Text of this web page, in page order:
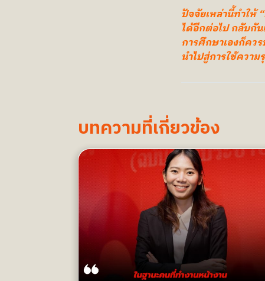
ปัจจัยเหล่านี้ทำให้
ได้อีกต่อไป กลับกัน
การศึกษาเองก็คว
นำไปสู่การใช้ควา
บทความที่เกี่ยวข้อง